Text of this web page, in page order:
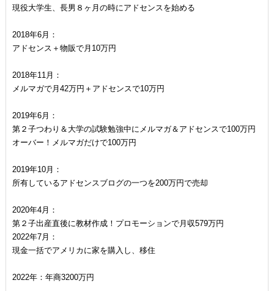
現役大学生、長男８ヶ月の時にアドセンスを始める
2018年6月：
アドセンス＋物販で月10万円
2018年11月：
メルマガで月42万円＋アドセンスで10万円
2019年6月：
第２子つわり＆大学の試験勉強中にメルマガ＆アドセンスで100万円
オーバー！メルマガだけで100万円
2019年10月：
所有しているアドセンスブログの一つを200万円で売却
2020年4月：
第２子出産直後に教材作成！プロモーションで月収579万円
2022年7月：
現金一括でアメリカに家を購入し、移住
2022年：年商3200万円